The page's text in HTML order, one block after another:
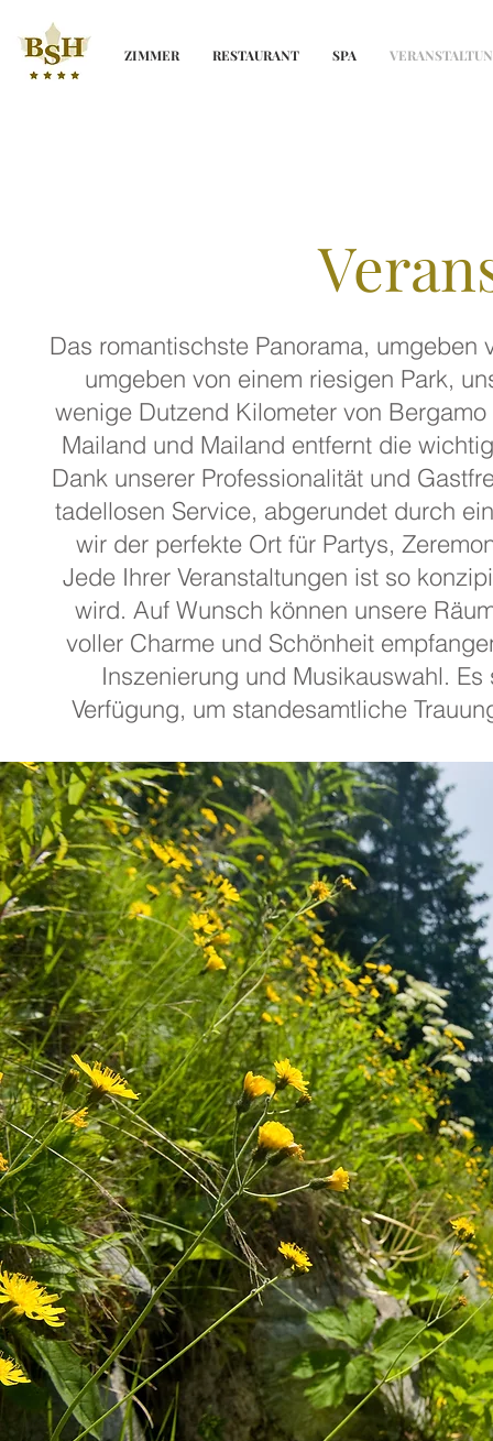
ZIMMER RESTAURANT SPA
Das romantischste Panorama,
umgeben von einem riesigen Park,
wenige Dutzend Kilometer von
Mailand und Mailand entfernt die
Dank unserer Professionalität und
tadellosen Service, abgerundet durch
wir der perfekte Ort für Partys,
Jede Ihrer Veranstaltungen ist so
wird. Auf Wunsch können unsere
voller Charme und Schönheit
Inszenierung und Musikauswahl.
Verfügung, um standesamtliche